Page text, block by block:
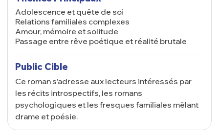
Adolescence et quête de soi
Relations familiales complexes
Amour, mémoire et solitude
Passage entre rêve poétique et réalité brutale
Public Cible
Ce roman s’adresse aux lecteurs intéressés par
les récits introspectifs, les romans
psychologiques et les fresques familiales mêlant
drame et poésie.